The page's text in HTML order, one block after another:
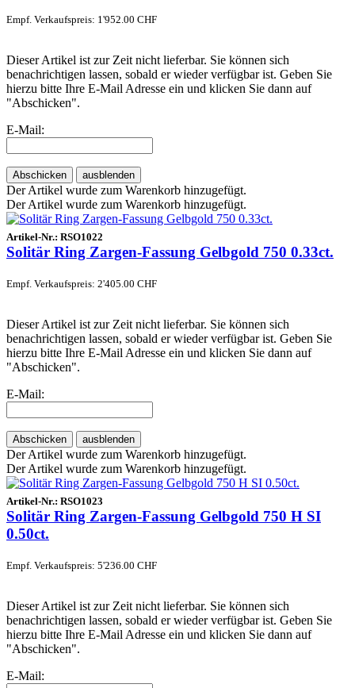
Empf. Verkaufspreis: 1'952.00 CHF
Dieser Artikel ist zur Zeit nicht lieferbar. Sie können sich
benachrichtigen lassen, sobald er wieder verfügbar ist. Geben Sie
hierzu bitte Ihre E-Mail Adresse ein und klicken Sie dann auf
"Abschicken".
E-Mail:
Abschicken ausblenden
Der Artikel wurde zum Warenkorb hinzugefügt.
Der Artikel wurde zum Warenkorb hinzugefügt.
Artikel-Nr.: RSO1022
Solitär Ring Zargen-Fassung Gelbgold 750 0.33ct.
Empf. Verkaufspreis: 2'405.00 CHF
Dieser Artikel ist zur Zeit nicht lieferbar. Sie können sich
benachrichtigen lassen, sobald er wieder verfügbar ist. Geben Sie
hierzu bitte Ihre E-Mail Adresse ein und klicken Sie dann auf
"Abschicken".
E-Mail:
Abschicken ausblenden
Der Artikel wurde zum Warenkorb hinzugefügt.
Der Artikel wurde zum Warenkorb hinzugefügt.
Artikel-Nr.: RSO1023
Solitär Ring Zargen-Fassung Gelbgold 750 H SI
0.50ct.
Empf. Verkaufspreis: 5'236.00 CHF
Dieser Artikel ist zur Zeit nicht lieferbar. Sie können sich
benachrichtigen lassen, sobald er wieder verfügbar ist. Geben Sie
hierzu bitte Ihre E-Mail Adresse ein und klicken Sie dann auf
"Abschicken".
E-Mail: